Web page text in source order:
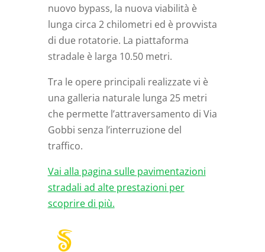
nuovo bypass, la nuova viabilità è
lunga circa 2 chilometri ed è provvista
di due rotatorie. La piattaforma
stradale è larga 10.50 metri.
Tra le opere principali realizzate vi è
una galleria naturale lunga 25 metri
che permette l’attraversamento di Via
Gobbi senza l’interruzione del
traffico.
Vai alla pagina sulle pavimentazioni
stradali ad alte prestazioni per
scoprire di più.